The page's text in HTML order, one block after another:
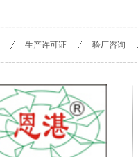
生产许可证 验厂咨询